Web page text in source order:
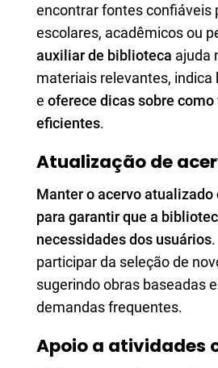
encontrar fontes confiáveis
escolares, acadêmicos ou
auxiliar de biblioteca ajuda
materiais relevantes, indica
e oferece dicas sobre
eficientes.
Atualização de
Manter o acervo
para garantir que a
necessidades dos usuários
participar da seleção de
sugerindo obras baseadas
demandas frequentes.
Apoio a atividades